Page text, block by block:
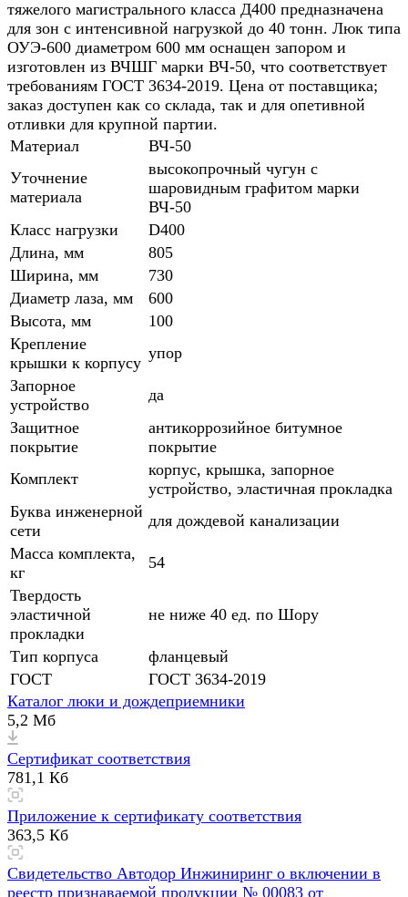
тяжелого магистрального класса Д400 предназначена
для зон с интенсивной нагрузкой до 40 тонн. Люк типа
ОУЭ-600 диаметром 600 мм оснащен запором и
изготовлен из ВЧШГ марки ВЧ-50, что соответствует
требованиям ГОСТ 3634-2019. Цена от поставщика;
заказ доступен как со склада, так и для опетивной
отливки для крупной партии.
Материал
ВЧ-50
Уточнение
материала
высокопрочный чугун с
шаровидным графитом марки
ВЧ-50
Класс нагрузки
D400
Длина, мм
805
Ширина, мм
730
Диаметр лаза, мм
600
Высота, мм
100
Крепление
крышки к корпусу
упор
Запорное
устройство
да
Защитное
покрытие
антикоррозийное битумное
покрытие
Комплект
корпус, крышка, запорное
устройство, эластичная прокладка
Буква инженерной
сети
для дождевой канализации
Масса комплекта,
кг
54
Твердость
эластичной
прокладки
не ниже 40 ед. по Шору
Тип корпуса
фланцевый
ГОСТ
ГОСТ 3634-2019
Каталог люки и дождеприемники
5,2 Мб
Сертификат соответствия
781,1 Кб
Приложение к сертификату соответствия
363,5 Кб
Свидетельство Автодор Инжиниринг о включении в
реестр признаваемой продукции № 00083 от